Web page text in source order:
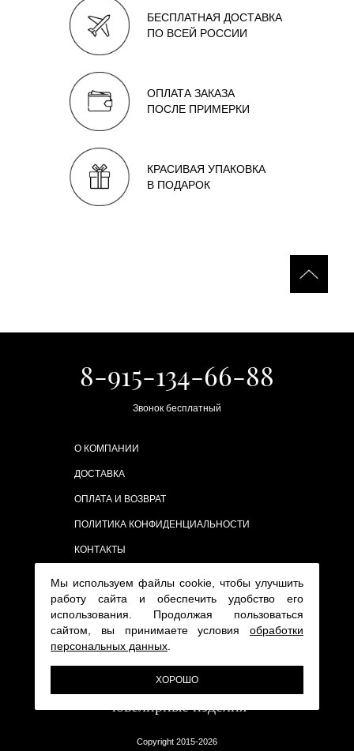
БЕСПЛАТНАЯ ДОСТАВКА
ПО ВСЕЙ РОССИИ
ОПЛАТА ЗАКАЗА
ПОСЛЕ ПРИМЕРКИ
КРАСИВАЯ УПАКОВКА
В ПОДАРОК
8-915-134-66-88
Звонок бесплатный
О КОМПАНИИ
ДОСТАВКА
ОПЛАТА И ВОЗВРАТ
ПОЛИТИКА КОНФИДЕНЦИАЛЬНОСТИ
КОНТАКТЫ
Copyright 2015-2026
Мы используем файлы cookie, чтобы улучшить
работу сайта и обеспечить удобство его
использования. Продолжая пользоваться
сайтом, вы принимаете условия обработки
персональных данных
ХОРОШО